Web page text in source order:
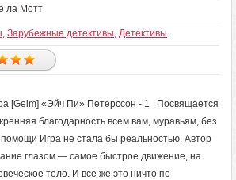
ла Мотт
, Зарубежные детективы, Детективы
[Geim] «Эйч Пи» Петерссон - 1 Посвящается
благодарность всем вам, муравьям, без
помощи Игра не стала бы реальностью. Автор
глазом — самое быстрое движение, на
тело. И все же это ничто по